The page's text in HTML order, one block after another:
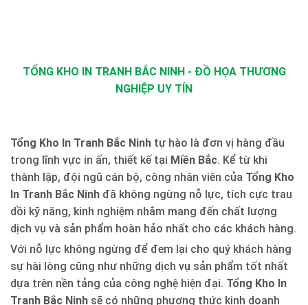
TỔNG KHO IN TRANH BẮC NINH - ĐỒ HỌA THƯƠNG
NGHIỆP UY TÍN
Tổng Kho In Tranh Bắc Ninh tự hào là đơn vị hàng đầu
trong lĩnh vực in ấn, thiết kế tại Miền Bắc. Kể từ khi
thành lập, đội ngũ cán bộ, công nhân viên của Tổng Kho
In Tranh Bắc Ninh đã không ngừng nỗ lực, tích cực trau
dồi kỹ năng, kinh nghiệm nhằm mang đến chất lượng
dịch vụ và sản phẩm hoàn hảo nhất cho các khách hàng.
Với nỗ lực không ngừng để đem lại cho quý khách hàng
sự hài lòng cũng như những dịch vụ sản phẩm tốt nhất
dựa trên nền tảng của công nghệ hiện đại. Tổng Kho In
Tranh Bắc Ninh sẽ có những phương thức kinh doanh